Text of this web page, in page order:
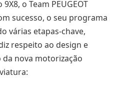
o Team PEUGEOT
sucesso, o seu programa
várias etapas-chave,
respeito ao design e
nova motorização